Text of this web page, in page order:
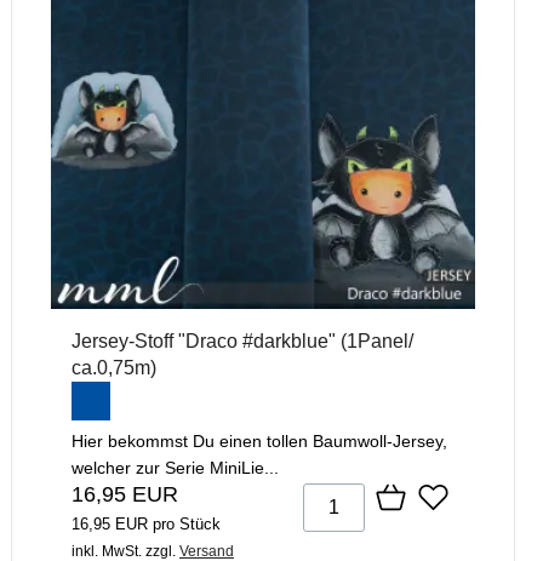
Jersey-Stoff "Draco #darkblue" (1Panel/
ca.0,75m)
Hier bekommst Du einen tollen Baumwoll-Jersey,
welcher zur Serie MiniLie...
16,95 EUR
16,95 EUR pro Stück
inkl. MwSt. zzgl. Versand